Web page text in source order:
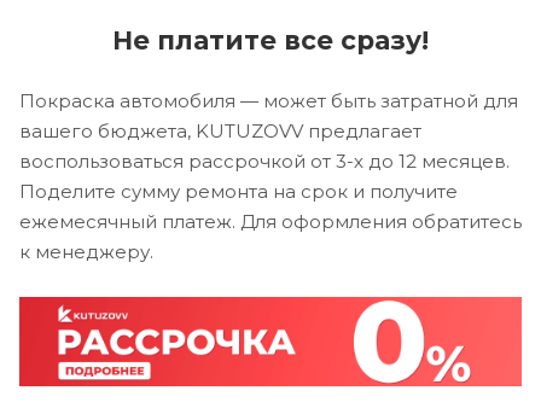
Не платите все сразу!
Покраска автомобиля — может быть затратной для
вашего бюджета, KUTUZOVV предлагает
воспользоваться рассрочкой от 3-х до 12 месяцев.
Поделите сумму ремонта на срок и получите
ежемесячный платеж. Для оформления обратитесь
к менеджеру.